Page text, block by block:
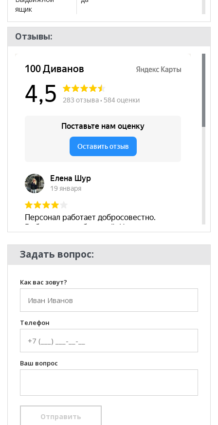
ящик
Бренд
Ивару
Стиль
Пол
Отзывы:
Задать вопрос:
Как вас зовут?
Телефон
Ваш вопрос
Отправить